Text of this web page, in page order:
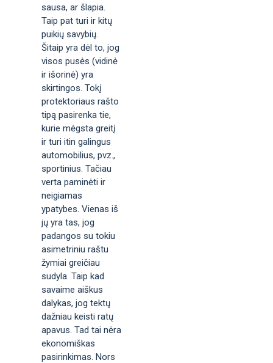
sausa, ar šlapia.
Taip pat turi ir kitų
puikių savybių.
Šitaip yra dėl to, jog
visos pusės (vidinė
ir išorinė) yra
skirtingos. Tokį
protektoriaus rašto
tipą pasirenka tie,
kurie mėgsta greitį
ir turi itin galingus
automobilius, pvz.,
sportinius. Tačiau
verta paminėti ir
neigiamas
ypatybes. Vienas iš
jų yra tas, jog
padangos su tokiu
asimetriniu raštu
žymiai greičiau
sudyla. Taip kad
savaime aiškus
dalykas, jog tektų
dažniau keisti ratų
apavus. Tad tai nėra
ekonomiškas
pasirinkimas. Nors